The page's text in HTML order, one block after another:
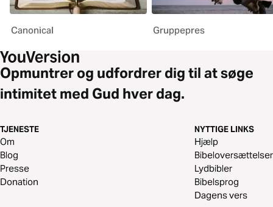
Canonical Gruppepres
Opmuntrer og udfordrer dig til at søge
intimitet med Gud hver dag.
TJENESTE
Om
Blog
Presse
Donation
NYTTIGE LINKS
Hjælp
Bibeloversættelser
Lydbibler
Bibelsprog
Dagens vers